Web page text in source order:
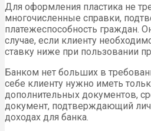
Для оформления пластика не
многочисленные справки,
платежеспособность граждан.
случае, если клиенту
ставку ниже при пользовании
Банком нет больших в
себе клиенту нужно иметь
дополнительных документов,
документ, подтверждающий
доходах для банка.